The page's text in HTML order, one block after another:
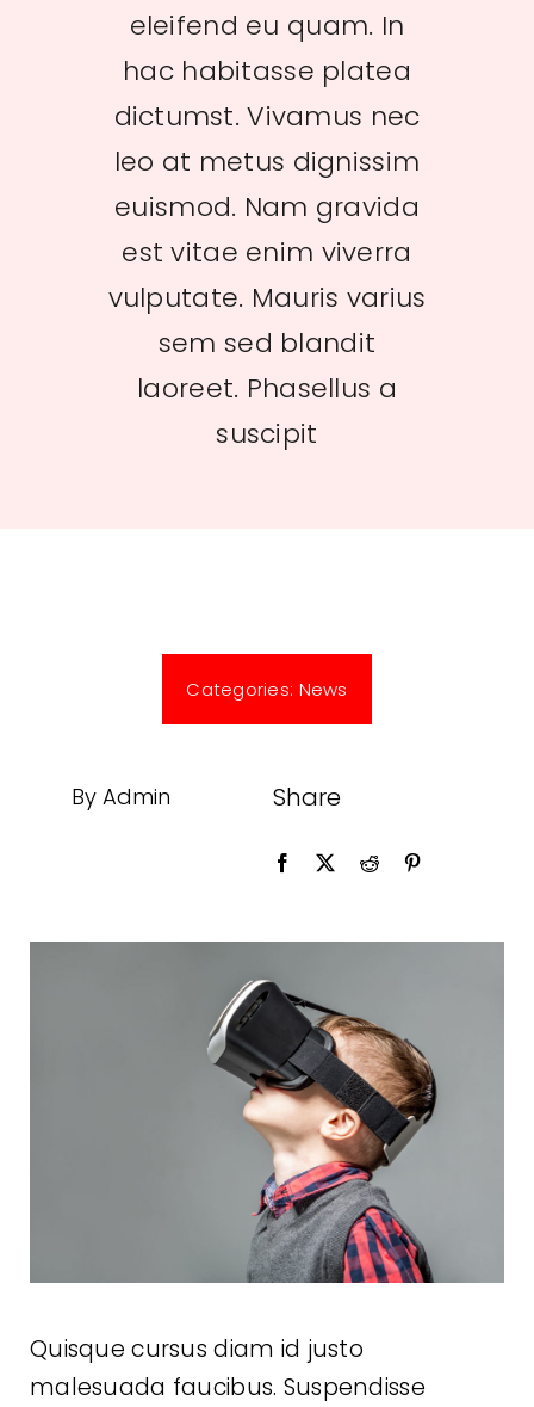
eleifend eu quam. In
hac habitasse platea
dictumst. Vivamus nec
leo at metus dignissim
euismod. Nam gravida
est vitae enim viverra
vulputate. Mauris varius
sem sed blandit
laoreet. Phasellus a
suscipit
Categories: News
By Admin Share
Quisque cursus diam id justo
malesuada faucibus. Suspendisse